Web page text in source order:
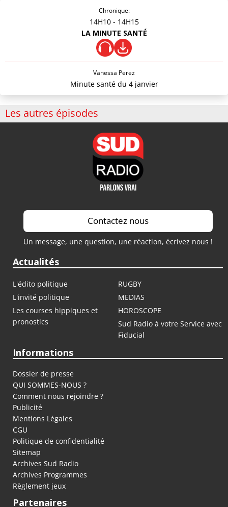
Chronique:
14H10 - 14H15
LA MINUTE SANTÉ
Vanessa Perez
Minute santé du 4 janvier
Les autres épisodes
Contactez nous
Un message, une question, une réaction, écrivez nous !
Actualités
L'édito politique
RUGBY
L'invité politique
MEDIAS
Les courses hippiques et
pronostics
HOROSCOPE
Sud Radio à votre Service avec
Fiducial
Informations
Dossier de presse
QUI SOMMES-NOUS ?
Comment nous rejoindre ?
Publicité
Mentions Légales
CGU
Politique de confidentialité
Sitemap
Archives Sud Radio
Archives Programmes
Règlement jeux
Partenaires